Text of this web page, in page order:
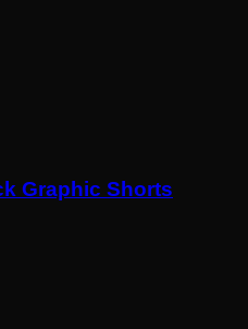
Graphic Shorts